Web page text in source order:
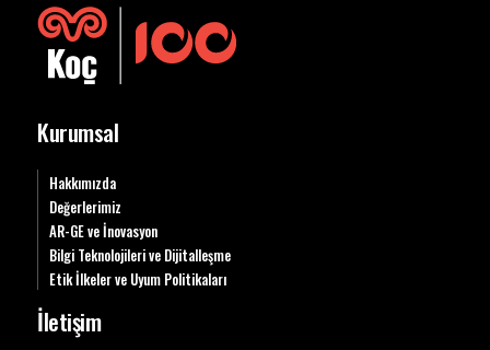
Kurumsal
Hakkımızda
Değerlerimiz
AR-GE ve İnovasyon
Bilgi Teknolojileri ve Dijitalleşme
Etik İlkeler ve Uyum Politikaları
İletişim